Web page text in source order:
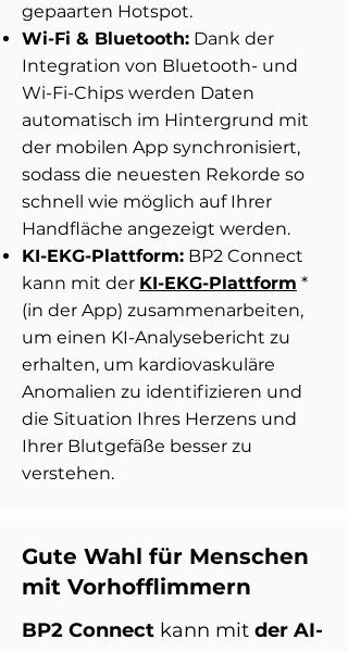
gepaarten Hotspot.
Wi-Fi & Bluetooth: Dank der
Integration von Bluetooth- und
Wi-Fi-Chips werden Daten
automatisch im Hintergrund mit
der mobilen App synchronisiert,
sodass die neuesten Rekorde so
schnell wie möglich auf Ihrer
Handfläche angezeigt werden.
KI-EKG-Plattform: BP2 Connect
kann mit der KI-EKG-Plattform *
(in der App) zusammenarbeiten,
um einen KI-Analysebericht zu
erhalten, um kardiovaskuläre
Anomalien zu identifizieren und
die Situation Ihres Herzens und
Ihrer Blutgefäße besser zu
verstehen.
Gute Wahl für Menschen
mit Vorhofflimmern
BP2 Connect kann mit der AI-